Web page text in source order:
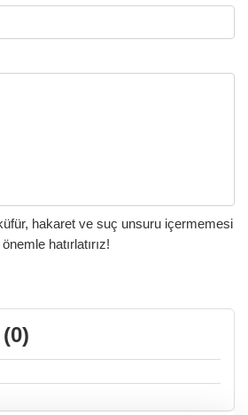
hakaret ve suç unsuru içermemesi
hatırlatırız!
0)